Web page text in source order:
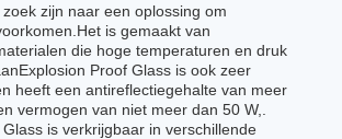
zijn naar een oplossing om
is gemaakt van
die hoge temperaturen en druk
Proof Glass is ook zeer
heeft een antireflectiegehalte van meer
vermogen van niet meer dan 50 W,.
is verkrijgbaar in verschillende